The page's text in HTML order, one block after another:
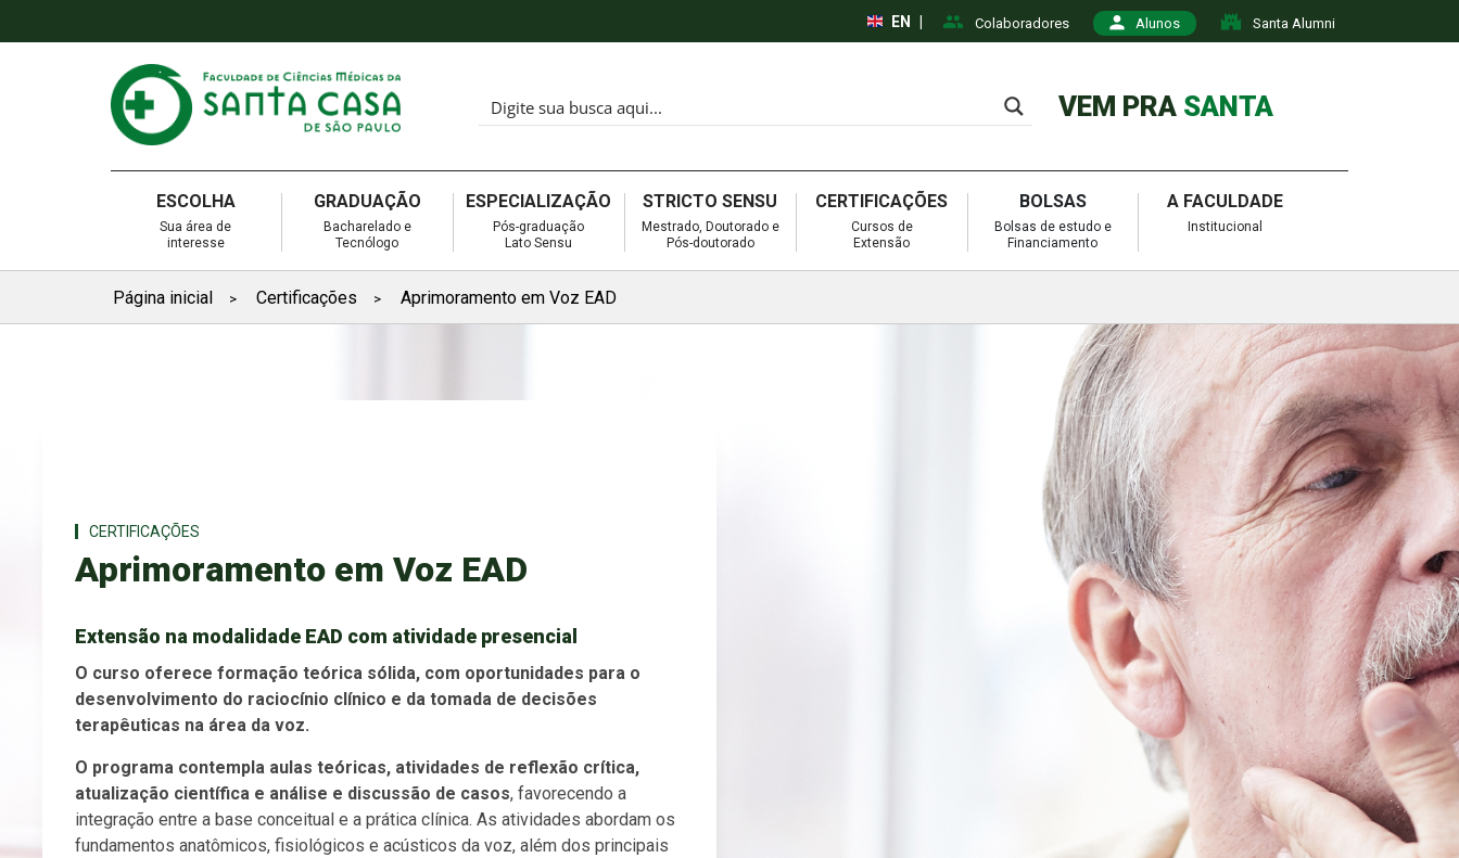
Colaboradores Alunos Santa Alumni
EN
VEM PRA SANTA
ESCOLHA
Sua área de
interesse
GRADUAÇÃO
Bacharelado e
Tecnólogo
ESPECIALIZAÇÃO
Pós-graduação
Lato Sensu
STRICTO SENSU
Mestrado, Doutorado e
Pós-doutorado
CERTIFICAÇÕES
Cursos de
Extensão
BOLSAS
Bolsas de estudo e
Financiamento
A FACULDADE
Institucional
Página inicial > Certificações > Aprimoramento em Voz EAD
CERTIFICAÇÕES
Aprimoramento em Voz EAD
Extensão na modalidade EAD com atividade presencial
O curso oferece formação teórica sólida, com oportunidades para o
desenvolvimento do raciocínio clínico e da tomada de decisões
terapêuticas na área da voz.
O programa contempla aulas teóricas, atividades de reflexão crítica,
atualização científica e análise e discussão de casos, favorecendo a
integração entre a base conceitual e a prática clínica. As atividades abordam os
fundamentos anatômicos, fisiológicos e acústicos da voz, além dos principais